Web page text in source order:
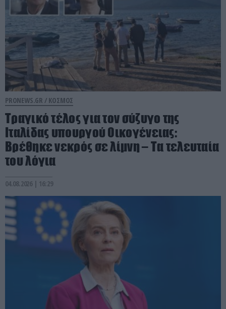
PRONEWS.GR / ΚΟΣΜΟΣ
Τραγικό τέλος για τον σύζυγο της
Ιταλίδας υπουργού Οικογένειας:
Βρέθηκε νεκρός σε λίμνη – Τα τελευταία
του λόγια
04.08.2026 | 16:29